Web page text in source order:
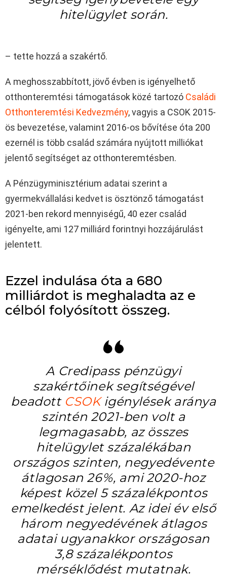
hitelügylet során.
– tette hozzá a szakértő.
A meghosszabbított, jövő évben is igényelhető
otthonteremtési támogatások közé tartozó Családi
Otthonteremtési Kedvezmény, vagyis a CSOK 2015-
ös bevezetése, valamint 2016-os bővítése óta 200
ezernél is több család számára nyújtott milliókat
jelentő segítséget az otthonteremtésben.
A Pénzügyminisztérium adatai szerint a
gyermekvállalási kedvet is ösztönző támogatást
2021-ben rekord mennyiségű, 40 ezer család
igényelte, ami 127 milliárd forintnyi hozzájárulást
jelentett.
Ezzel indulása óta a 680
milliárdot is meghaladta az e
célból folyósított összeg.
A Credipass pénzügyi
szakértőinek segítségével
beadott CSOKigénylések aránya
szintén 2021-ben volt a
legmagasabb, az összes
hitelügylet százalékában
országos szinten, negyedévente
átlagosan 26%, ami 2020-hoz
képest közel 5 százalékpontos
emelkedést jelent. Az idei év első
három negyedévének átlagos
adatai ugyanakkor országosan
3,8 százalékpontos
mérséklődést mutatnak.